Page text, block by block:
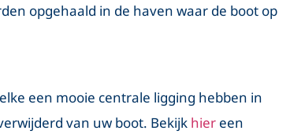
opgehaald in de haven waar de boot op
een mooie centrale ligging hebben in
van uw boot. Bekijk hier een